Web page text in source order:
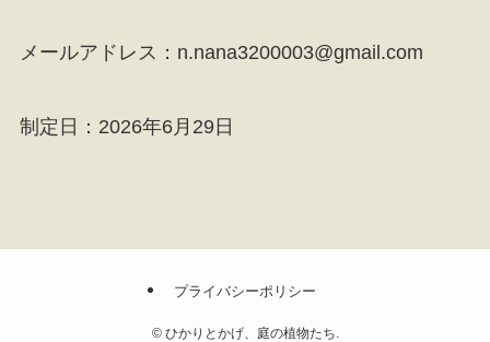
メールアドレス：n.nana3200003@gmail.com
制定日：2026年6月29日
プライバシーポリシー
©ひかりとかげ、庭の植物たち.